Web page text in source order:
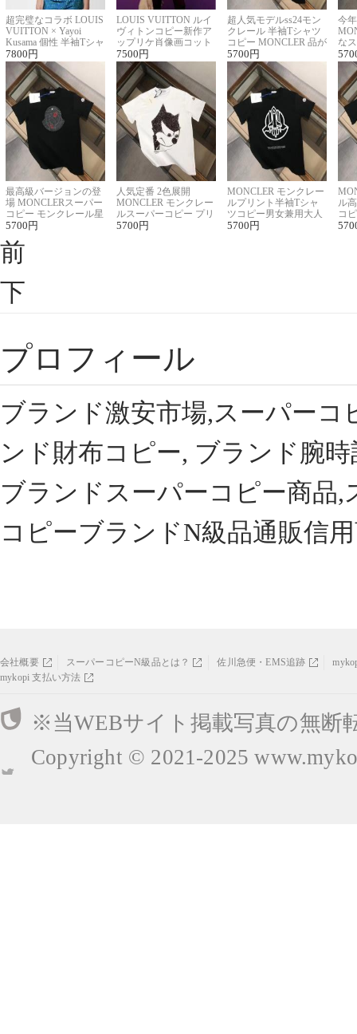
超完璧なコラボ LOUIS
VUITTON × Yayoi
Kusama 個性 半袖Tシャ
ツコピー男女兼用
7800 円
LOUIS VUITTON ルイ
ヴィトンコピー新作ア
ップリケ肖像画コット
ンニット半袖Tシャツ
7500 円
超人気モデルss24モン
クレール 半袖Tシャツ
コピー MONCLER 品が
良く見た目
5700 円
今
な
ル
最高級バージョンの登
場 MONCLERスーパー
コピー モンクレール星
座半袖Tシャツ
5700 円
人気定番 2色展開
MONCLER モンクレー
ルスーパーコピー プリ
ント半袖Tシャツ
5700 円
MONCLER モンクレー
ルプリント半袖Tシャ
ツコピー男女兼用大人
可愛い春夏コーデ
5700 円
ル
コ
ィ
前
下
プロフィール
ブランド激安市場,スーパー
ンド財布コピー, ブランド腕
ブランドスーパーコピー商品
コピーブランドN級品通販信
会社概要 スーパーコピーN級品とは？ 佐川急便・EMS追跡
mykopi 支払い方法
※当WEBサイト掲載写真の無断
Copyright © 2021-2025